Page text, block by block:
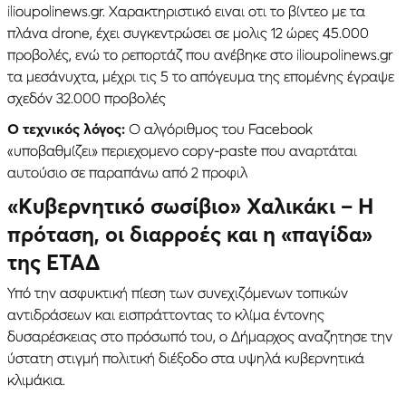
ilioupolinews.gr. Χαρακτηριστικό ειναι οτι το βίντεο με τα
πλάνα drone, έχει συγκεντρώσει σε μολις 12 ώρες 45.000
προβολές, ενώ το ρεπορτάζ που ανέβηκε στο ilioupolinews.gr
τα μεσάνυχτα, μέχρι τις 5 το απόγευμα της επομένης έγραψε
σχεδόν 32.000 προβολές
Ο τεχνικός λόγος: Ο αλγόριθμος του Facebook
«υποβαθμίζει» περιεχομενο copy-paste που αναρτάται
αυτούσιο σε παραπάνω από 2 προφιλ
«Κυβερνητικό σωσίβιο» Χαλικάκι – Η
πρόταση, οι διαρροές και η «παγίδα»
της ΕΤΑΔ
Υπό την ασφυκτική πίεση των συνεχιζόμενων τοπικών
αντιδράσεων και εισπράττοντας το κλίμα έντονης
δυσαρέσκειας στο πρόσωπό του, ο Δήμαρχος αναζητησε την
ύστατη στιγμή πολιτική διέξοδο στα υψηλά κυβερνητικά
κλιμάκια.